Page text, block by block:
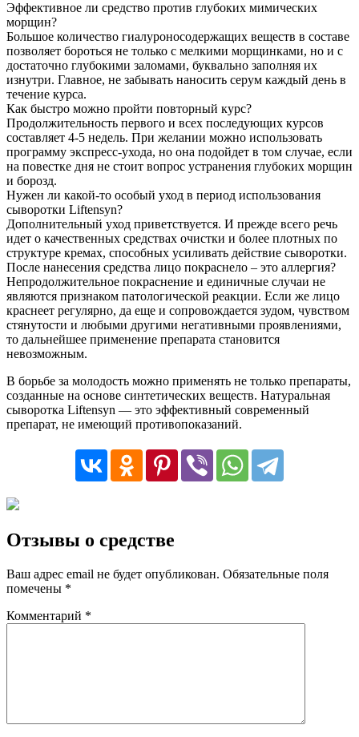
Эффективное ли средство против глубоких мимических
морщин?
Большое количество гиалуроносодержащих веществ в составе
позволяет бороться не только с мелкими морщинками, но и с
достаточно глубокими заломами, буквально заполняя их
изнутри. Главное, не забывать наносить серум каждый день в
течение курса.
Как быстро можно пройти повторный курс?
Продолжительность первого и всех последующих курсов
составляет 4-5 недель. При желании можно использовать
программу экспресс-ухода, но она подойдет в том случае, если
на повестке дня не стоит вопрос устранения глубоких морщин
и борозд.
Нужен ли какой-то особый уход в период использования
сыворотки Liftensyn?
Дополнительный уход приветствуется. И прежде всего речь
идет о качественных средствах очистки и более плотных по
структуре кремах, способных усиливать действие сыворотки.
После нанесения средства лицо покраснело – это аллергия?
Непродолжительное покраснение и единичные случаи не
являются признаком патологической реакции. Если же лицо
краснеет регулярно, да еще и сопровождается зудом, чувством
стянутости и любыми другими негативными проявлениями,
то дальнейшее применение препарата становится
невозможным.
В борьбе за молодость можно применять не только препараты,
созданные на основе синтетических веществ. Натуральная
сыворотка Liftensyn — это эффективный современный
препарат, не имеющий противопоказаний.
Отзывы о средстве
Ваш адрес email не будет опубликован. Обязательные поля
помечены *
Комментарий *